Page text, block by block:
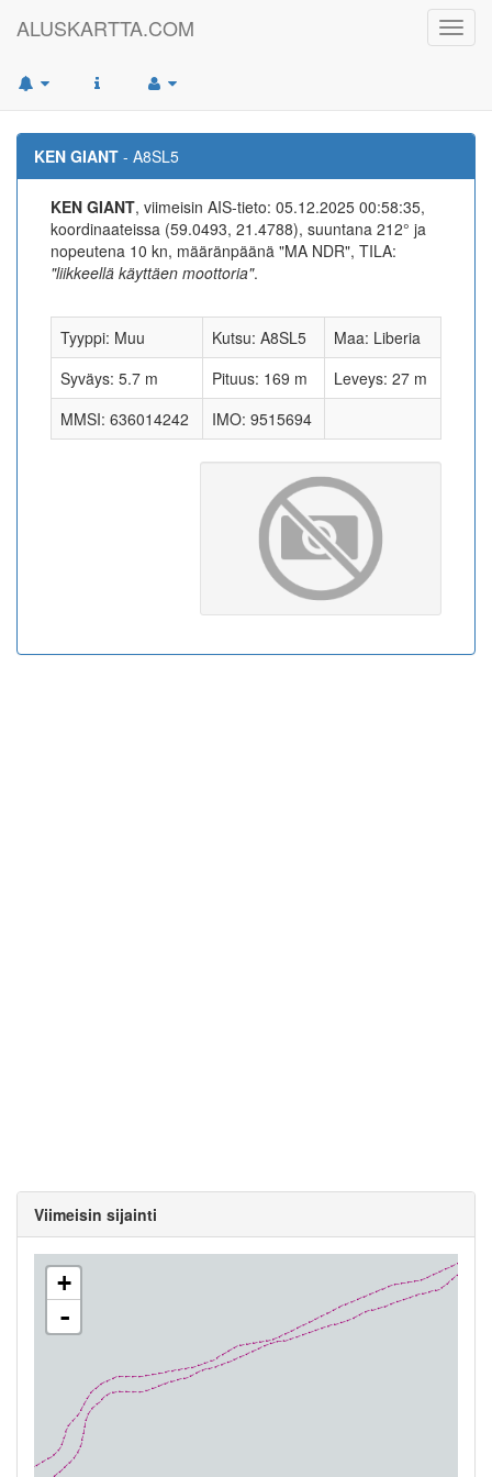
ALUSKARTTA.COM
KEN GIANT - A8SL5
KEN GIANT, viimeisin AIS-tieto: 05.12.2025 00:58:35,
koordinaateissa (59.0493, 21.4788), suuntana 212° ja
nopeutena 10 kn, määränpäänä "MA NDR", TILA:
"liikkeellä käyttäen moottoria".
Tyyppi: Muu Kutsu: A8SL5
Maa: Liberia
Syväys: 5.7 m
Pituus: 169 m
Leveys: 27 m
MMSI: 636014242
IMO: 9515694
Viimeisin sijainti
+
-